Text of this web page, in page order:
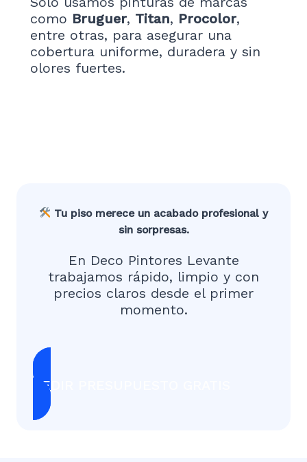
como Bruguer, Titan, Procolor,
entre otras, para asegurar una
cobertura uniforme, duradera y sin
olores fuertes.
Tu piso merece un acabado profesional y
sin sorpresas.
En Deco Pintores Levante
trabajamos rápido, limpio y con
precios claros desde el primer
momento.
PEDIR PRESUPUESTO GRATIS